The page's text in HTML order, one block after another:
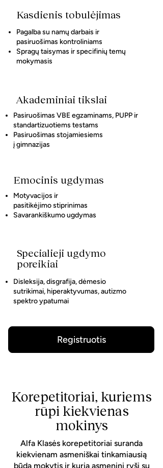
Kasdienis tobulėjimas
Pagalba su namų darbais ir
pasiruošimas kontroliniams
Spragų taisymas ir specifinių temų
mokymasis
Akademiniai tikslai
Pasiruošimas VBE egzaminams, PUPP ir
standartizuotiems testams
Pasiruošimas stojamiesiems
į gimnazijas
Emocinis ugdymas
Motyvacijos ir
pasitikėjimo stiprinimas
Savarankiškumo ugdymas
Specialieji ugdymo
poreikiai
Disleksija, disgrafija, dėmesio
sutrikimai, hiperaktyvumas, autizmo
spektro ypatumai
Registruotis
Korepetitoriai, kuriems
rūpi kiekvienas
mokinys
Alfa Klasės korepetitoriai suranda
kiekvienam asmeniškai tinkamiausią
būdą mokytis ir kuria asmeninį ryšį su